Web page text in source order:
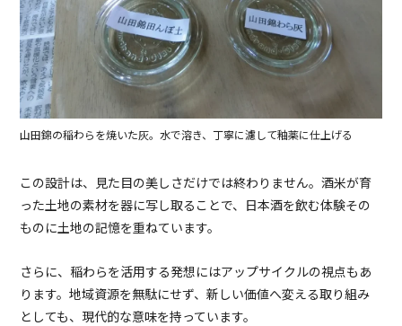
山田錦の稲わらを焼いた灰。水で溶き、丁寧に濾して釉薬に仕上げる
この設計は、見た目の美しさだけでは終わりません。酒米が育
った土地の素材を器に写し取ることで、日本酒を飲む体験その
ものに土地の記憶を重ねています。
さらに、稲わらを活用する発想にはアップサイクルの視点もあ
ります。地域資源を無駄にせず、新しい価値へ変える取り組み
としても、現代的な意味を持っています。